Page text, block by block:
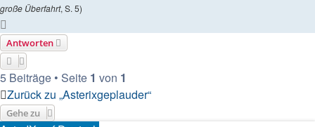
große Überfahrt, S. 5)
oben
Antworten
5 Beiträge • Seite 1 von 1
Zurück zu „Asterixgeplauder“
Gehe zu